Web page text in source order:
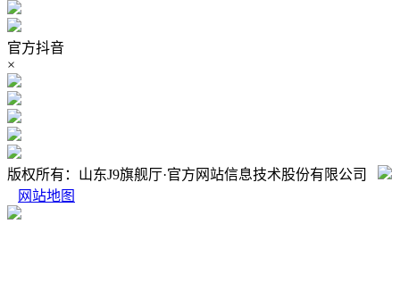
官方抖音
×
版权所有：山东J9旗舰厅·官方网站信息技术股份有限公司
网站地图